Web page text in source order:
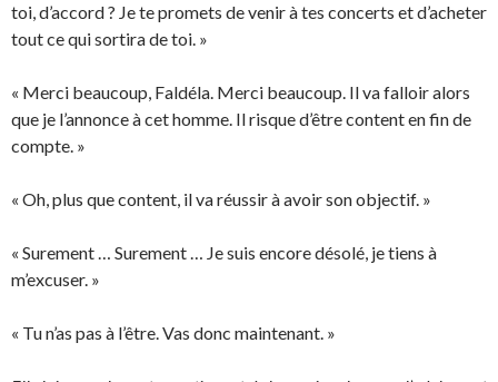
toi, d’accord ? Je te promets de venir à tes concerts et d’acheter
tout ce qui sortira de toi. »
« Merci beaucoup, Faldéla. Merci beaucoup. Il va falloir alors
que je l’annonce à cet homme. Il risque d’être content en fin de
compte. »
« Oh, plus que content, il va réussir à avoir son objectif. »
« Surement … Surement … Je suis encore désolé, je tiens à
m’excuser. »
« Tu n’as pas à l’être. Vas donc maintenant. »